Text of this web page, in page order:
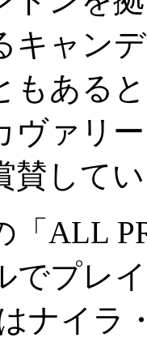
キャン
もある
ヴァリ
賛して
「ALL
でプレ
ナイラ